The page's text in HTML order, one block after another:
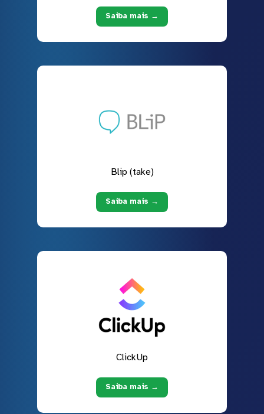
Saiba mais →
Blip (take)
Saiba mais →
ClickUp
Saiba mais →